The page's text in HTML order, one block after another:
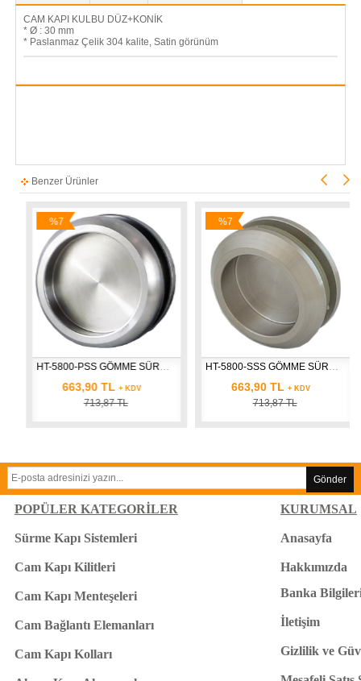
CAM KAPI KULBU DÜZ+KONİK
* Ø : 30 mm
* Paslanmaz Çelik 304 kalite, Satin görünüm
Benzer Ürünler
HT-5800-PSS GÖMME SÜRME KAPI KOLU DAİRE
663,90 TL+ KDV
713,87 TL
%7
İndirim
HT-5800-SSS GÖMME SÜRME KAPI KOLU DAİRE
663,90 TL + KDV
713,87 TL
%7
İndirim
Gönder
POPÜLER KATEGORİLER
Sürme Kapı Sistemleri
Cam Kapı Kilitleri
Cam Kapı Menteşeleri
Cam Bağlantı Elemanları
Cam Kapı Kolları
KURUMSAL
Anasayfa
Hakkımızda
Banka
İletişim
Gizlilik ve